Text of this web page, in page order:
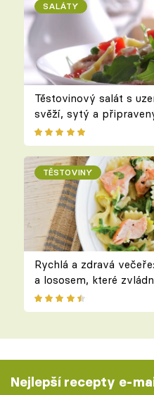
SALÁTY
Těstovinový salát s
svěží, sytý a
TĚSTOVINY
Rychlá a zdravá
a lososem, které
Nejlepší recepty e-